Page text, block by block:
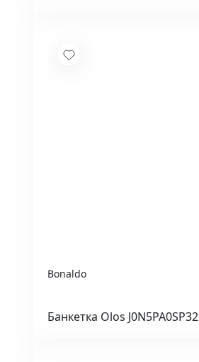
Bonaldo
Банкетка Olos J0N5PA0SP32